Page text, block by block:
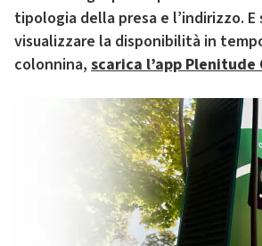
tipologia della presa e l’indirizzo. E
visualizzare la disponibilità in
colonnina, scarica l’app Plenitude